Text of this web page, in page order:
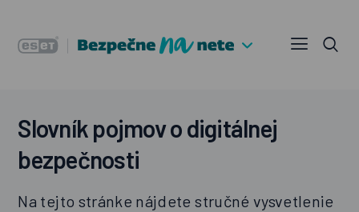
Slovník pojmov o digitálnej
bezpečnosti
Na tejto stránke nájdete stručné vysvetlenie